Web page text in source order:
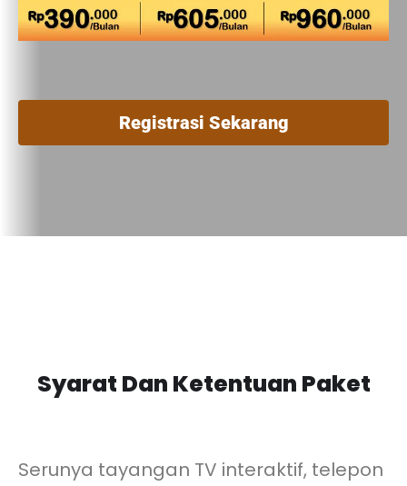
Registrasi Sekarang
Syarat Dan Ketentuan Paket
Serunya tayangan TV interaktif, telepon